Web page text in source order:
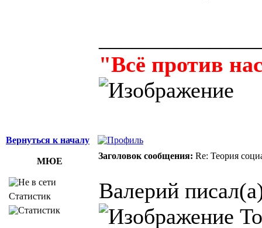
"Всё против
Вернуться к началу
МЮЕ
Заголовок сообщения: Re: Теория
Статистик
Валерий